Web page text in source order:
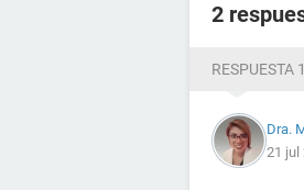
2
RESPUESTA
Dra.
21 jul